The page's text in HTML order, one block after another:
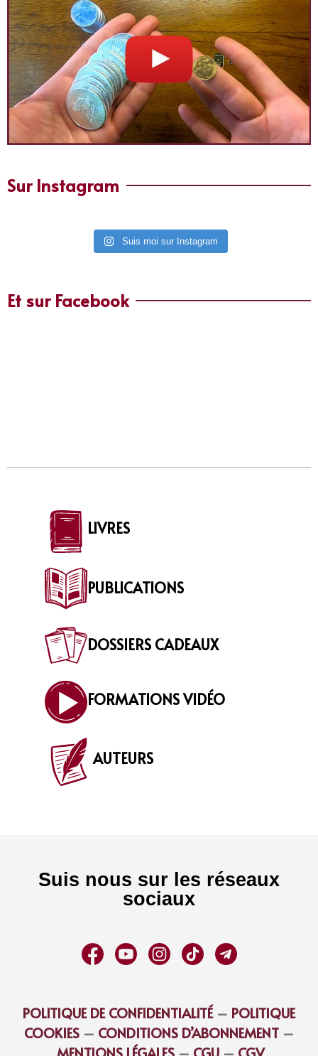
Sur Instagram
Suis moi sur Instagram
Et sur Facebook
LIVRES
PUBLICATIONS
DOSSIERS CADEAUX
FORMATIONS VIDÉO
AUTEURS
Suis nous sur les réseaux
sociaux
POLITIQUE DE CONFIDENTIALITÉ– POLITIQUE
COOKIES – CONDITIONS D’ABONNEMENT –